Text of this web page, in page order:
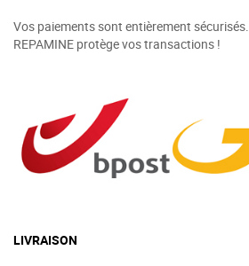
Vos paiements sont entièrement sécurisés.
REPAMINE protège vos transactions !
LIVRAISON